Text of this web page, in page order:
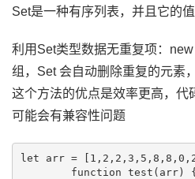
Set是一种有序列表，并且它的
利用Set类型数据无重复项：
组，Set 会自动删除重复的元素
这个方法的优点是效率更高，代
可能会有兼容性问题
let arr =
function test(arr)